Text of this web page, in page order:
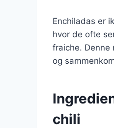
Enchiladas er
hvor de ofte
fraiche.
og
chili